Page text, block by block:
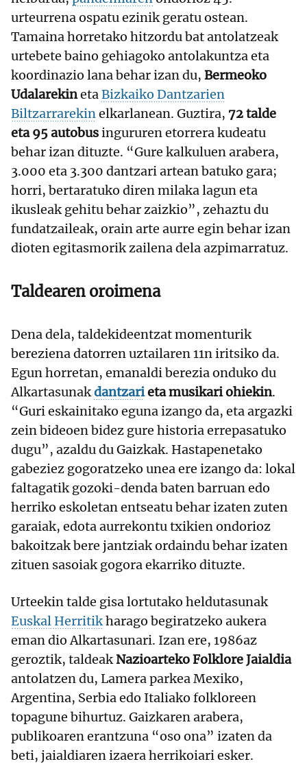
urteurrena ospatu ezinik geratu ostean.
Tamaina horretako hitzordu bat antolatzeak
urtebete baino gehiagoko antolakuntza eta
koordinazio lana behar izan du, Bermeoko
UdalarekinetaBizkaiko Dantzarien
Biltzarrarekinelkarlanean. Guztira, 72 talde
eta 95 autobusingururen etorrera kudeatu
behar izan dituzte. “Gure kalkuluen arabera,
3.000 eta 3.300 dantzari artean batuko gara;
horri, bertaratuko diren milaka lagun eta
ikusleak gehitu behar zaizkio”, zehaztu du
fundatzaileak, orain arte aurre egin behar izan
dioten egitasmorik zailena dela azpimarratuz.
Taldearen oroimena
Dena dela, taldekideentzat momenturik
bereziena datorren uztailaren 11n iritsiko da.
Egun horretan, emanaldi berezia onduko du
Alkartasunakdantzarieta musikari ohiekin.
“Guri eskainitako eguna izango da, eta argazki
zein bideoen bidez gure historia errepasatuko
dugu”, azaldu du Gaizkak. Hastapenetako
gabeziez gogoratzeko unea ere izango da: lokal
faltagatik gozoki-denda baten barruan edo
herriko eskoletan entseatu behar izaten zuten
garaiak, edota aurrekontu txikien ondorioz
bakoitzak bere jantziak ordaindu behar izaten
zituen sasoiak gogora ekarriko dituzte.
Urteekin talde gisa lortutako heldutasunak
Euskal Herritikharago begiratzeko aukera
eman dio Alkartasunari. Izan ere, 1986az
geroztik, taldeakNazioarteko Folklore Jaialdia
antolatzen du, Lamera parkea Mexiko,
Argentina, Serbia edo Italiako folkloreen
topagune bihurtuz. Gaizkaren arabera,
publikoaren erantzuna “oso ona” izaten da
beti, jaialdiaren izaera herrikoiari esker.